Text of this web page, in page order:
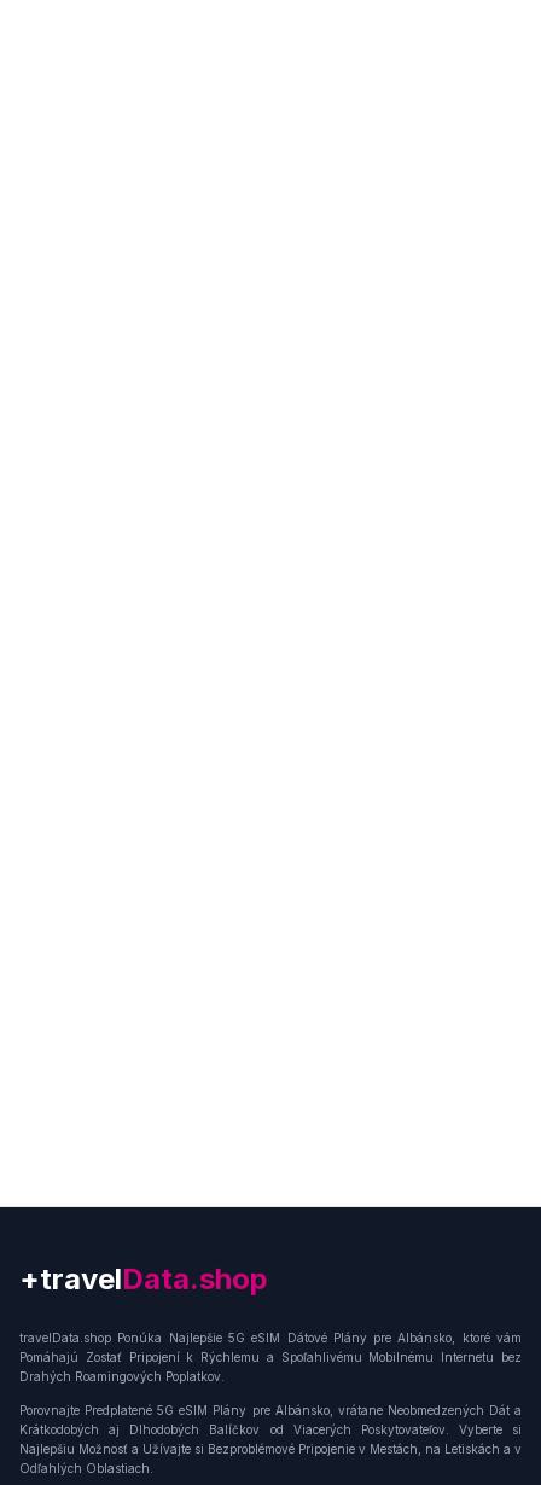
+travelConnection
travelData.shop Ponúka Najlepšie 5G eSIM Dátové Plány pre Albánsko, ktoré vám
Pomáhajú Zostať Pripojení k Rýchlemu a Spoľahlivému Mobilnému Internetu bez
Drahých Roamingových Poplatkov.
Porovnajte Predplatené 5G eSIM Plány pre Albánsko, vrátane Neobmedzených Dát a
Krátkodobých aj Dlhodobých Balíčkov od Viacerých Poskytovateľov. Vyberte si
Najlepšiu Možnosť a Užívajte si Bezproblémové Pripojenie v Mestách, na Letiskách a v
Odľahlých Oblastiach.